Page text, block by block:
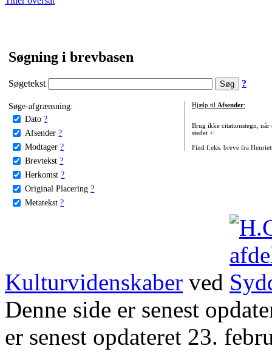
Søgning i brevbasen
Søgetekst ?
Søge-afgrænsning:
Dato ?
Afsender ?
Modtager ?
Brevtekst ?
Herkomst ?
Original Placering ?
Metatekst ?
Hjælp til Afsender:
Brug ikke citationstegn, når
stedet +:
Find f.eks. breve fra
Kulturvidenskaber ved
Denne side er senest
er senest opdateret 23.